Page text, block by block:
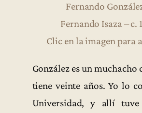
Fernando
Fernando Isaza – c.
Clic en la imagen para
González es un muchacho
tiene veinte años. Yo lo
Universidad, y allí